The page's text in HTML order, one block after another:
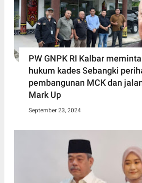
PW GNPK RI Kalbar
hukum kades Sebangki
pembangunan MCK dan
Mark Up
September 23, 2024